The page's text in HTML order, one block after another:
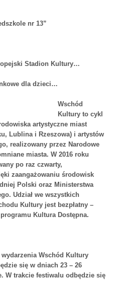
nr 13”
Stadion Kultury…
dla dzieci…
Wschód
Kultury to cykl
artystyczne miast
Lublina i Rzeszowa) i artystów
realizowany przez Narodowe
miasta. W 2016 roku
po raz czwarty,
zaangażowaniu środowisk
Polski oraz Ministerstwa
Udział we wszystkich
Kultury jest bezpłatny –
Kultura Dostępna.
Wschód Kultury
się w dniach 23 – 26
W trakcie festiwalu odbędzie się